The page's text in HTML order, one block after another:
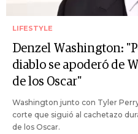
LIFESTYLE
Denzel Washington:
diablo se apoderó de
de los Oscar"
Washington junto con Tyler
corte que siguió al cachetazo
de los Oscar.